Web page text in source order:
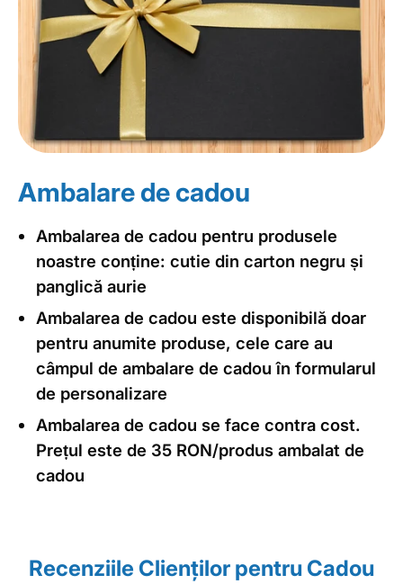
Ambalare de cadou
Ambalarea de cadou pentru produsele
noastre conține: cutie din carton negru și
panglică aurie
Ambalarea de cadou este disponibilă doar
pentru anumite produse, cele care au
câmpul de ambalare de cadou în formularul
de personalizare
Ambalarea de cadou se face contra cost.
Prețul este de 35 RON/produs ambalat de
cadou
Recenziile Clienţilor pentru Cadou